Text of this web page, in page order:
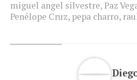
miguel angel silvestre,Paz
Penélope Cruz, pepa charro,